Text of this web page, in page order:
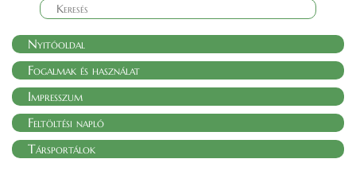
Nyitóoldal
Fogalmak és használat
Impresszum
Feltöltési napló
Társportálok